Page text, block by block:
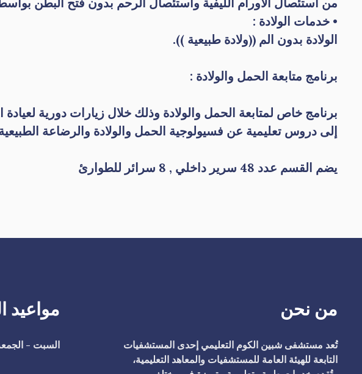
• خدمات الولادة :
الولادة بدون الم ((ولادة طبيعية )).
برنامج متابعة الحمل والولادة :
برنامج خاص لمتابعة الحمل والولادة وذلك خلال زيارات دورية
إلى دروس تعليمية عن فسيولوجية الحمل والولادة والرضاعة الطبيعية
يضم القسم عدد 48 سرير داخلي , 8 سرائر للطوارئ
من نحن
تُعد مستشفى شبين الكوم التعليمي إحدى المستشفيات
التابعة للهيئة العامة للمستشفيات والمعاهد التعليمية،
مواعيد
السبت -